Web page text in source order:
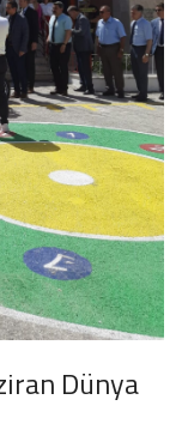
Dünya